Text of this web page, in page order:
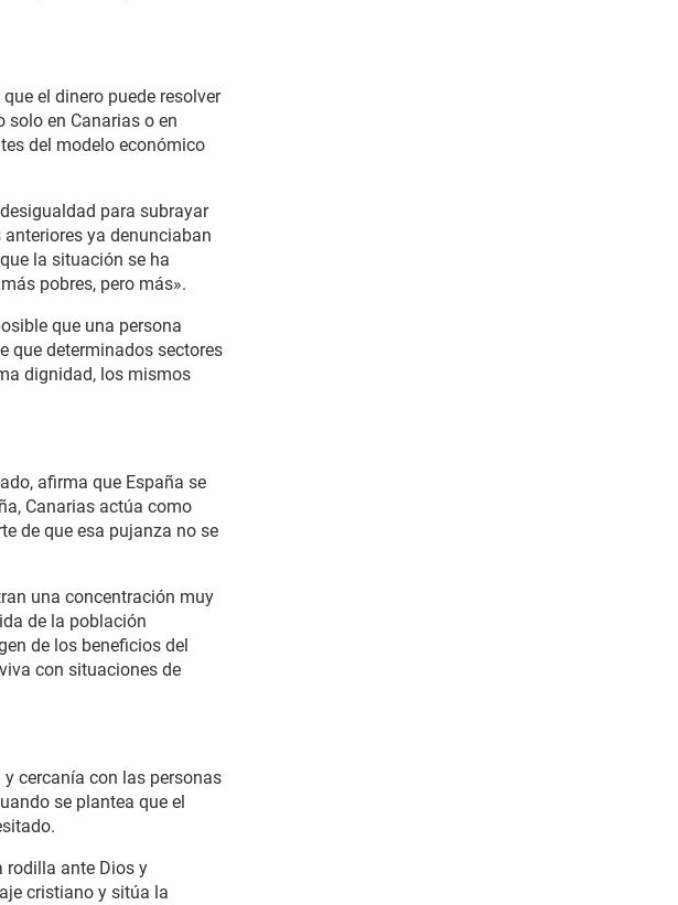
el dinero puede resolver
en Canarias o en
del modelo económico
para subrayar
ya denunciaban
la situación se ha
pobres, pero más».
que una persona
que determinados sectores
dignidad, los mismos
afirma que España se
Canarias actúa como
de que esa pujanza no se
una concentración muy
de la población
de los beneficios del
con situaciones de
cercanía con las personas
se plantea que el
rodilla ante Dios y
cristiano y sitúa la